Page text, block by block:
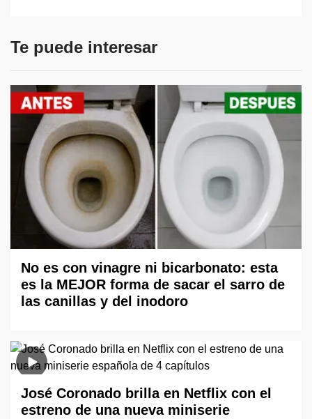
Te puede interesar
No es con vinagre ni bicarbonato: esta
es la MEJOR forma de sacar el sarro de
las canillas y del inodoro
José Coronado brilla en Netflix con el
estreno de una nueva miniserie